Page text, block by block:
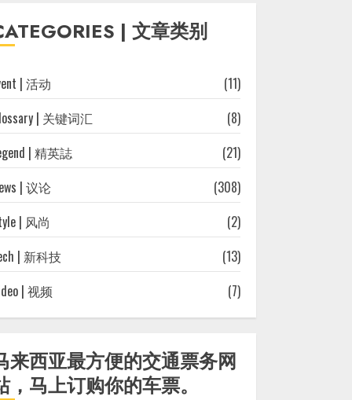
| 文章类别
| 活动
(11)
| 关键词汇
(8)
| 精英誌
(21)
| 议论
(308)
| 风尚
(2)
| 新科技
(13)
| 视频
(7)
来西亚最方便的交通票务网
，马上订购你的车票。